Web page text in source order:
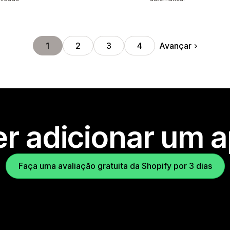
1 2 3 4 Avançar
adicionar um
Faça uma avaliação gratuita da Shopify por 3 dias